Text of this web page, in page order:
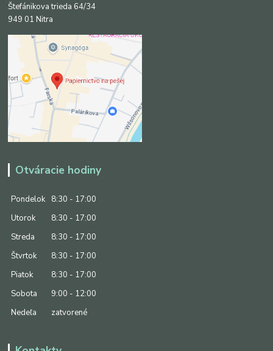
Štefánikova trieda 64/34
949 01 Nitra
Otváracie hodiny
Pondelok
8:30 - 17:00
Utorok
8:30 - 17:00
Streda
8:30 - 17:00
Štvrtok
8:30 - 17:00
Piatok
8:30 - 17:00
Sobota
9:00 - 12:00
Nedeľa
zatvorené